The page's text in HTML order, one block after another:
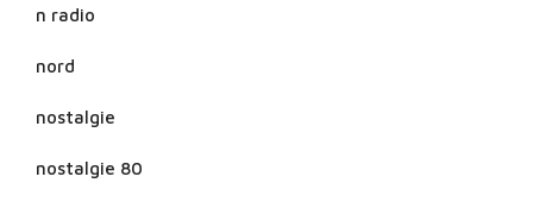
n radio
nord
nostalgie
nostalgie 80